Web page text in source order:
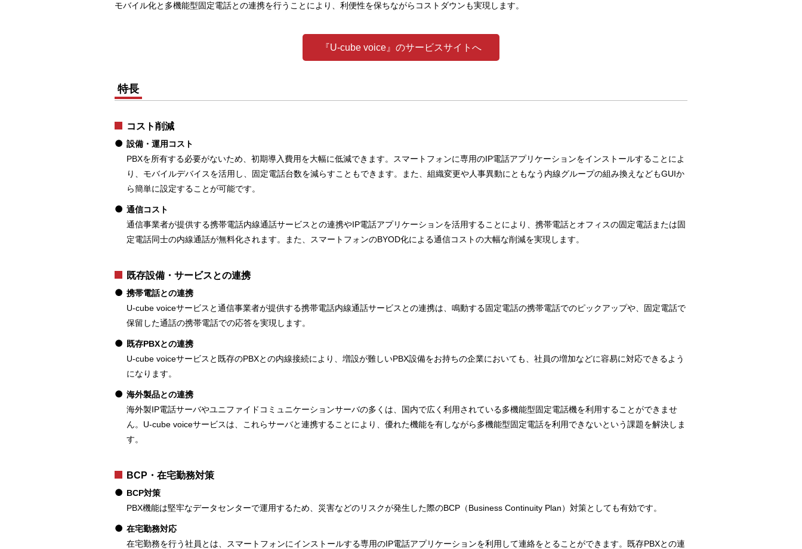
モバイル化と多機能型固定電話との連携を行うことにより、利便性を保ちながらコストダウンも実現します。
『U-cube voice』のサービスサイトへ
特長
コスト削減
設備・運用コスト
PBXを所有する必要がないため、初期導入費用を大幅に低減できます。スマートフォンに専用のIP電話アプリケーションをインストールすることによ
り、モバイルデバイスを活用し、固定電話台数を減らすこともできます。また、組織変更や人事異動にともなう内線グループの組み換えなどもGUIか
ら簡単に設定することが可能です。
通信コスト
通信事業者が提供する携帯電話内線通話サービスとの連携やIP電話アプリケーションを活用することにより、携帯電話とオフィスの固定電話または固
定電話同士の内線通話が無料化されます。また、スマートフォンのBYOD化による通信コストの大幅な削減を実現します。
既存設備・サービスとの連携
携帯電話との連携
U-cube voiceサービスと通信事業者が提供する携帯電話内線通話サービスとの連携は、鳴動する固定電話の携帯電話でのピックアップや、固定電話で
保留した通話の携帯電話での応答を実現します。
既存PBXとの連携
U-cube voiceサービスと既存のPBXとの内線接続により、増設が難しいPBX設備をお持ちの企業においても、社員の増加などに容易に対応できるよう
になります。
海外製品との連携
海外製IP電話サーバやユニファイドコミュニケーションサーバの多くは、国内で広く利用されている多機能型固定電話機を利用することができませ
ん。U-cube voiceサービスは、これらサーバと連携することにより、優れた機能を有しながら多機能型固定電話を利用できないという課題を解決しま
す。
BCP・在宅勤務対策
BCP対策
PBX機能は堅牢なデータセンターで運用するため、災害などのリスクが発生した際のBCP（Business Continuity Plan）対策としても有効です。
在宅勤務対応
在宅勤務を行う社員とは、スマートフォンにインストールする専用のIP電話アプリケーションを利用して連絡をとることができます。既存PBXとの連